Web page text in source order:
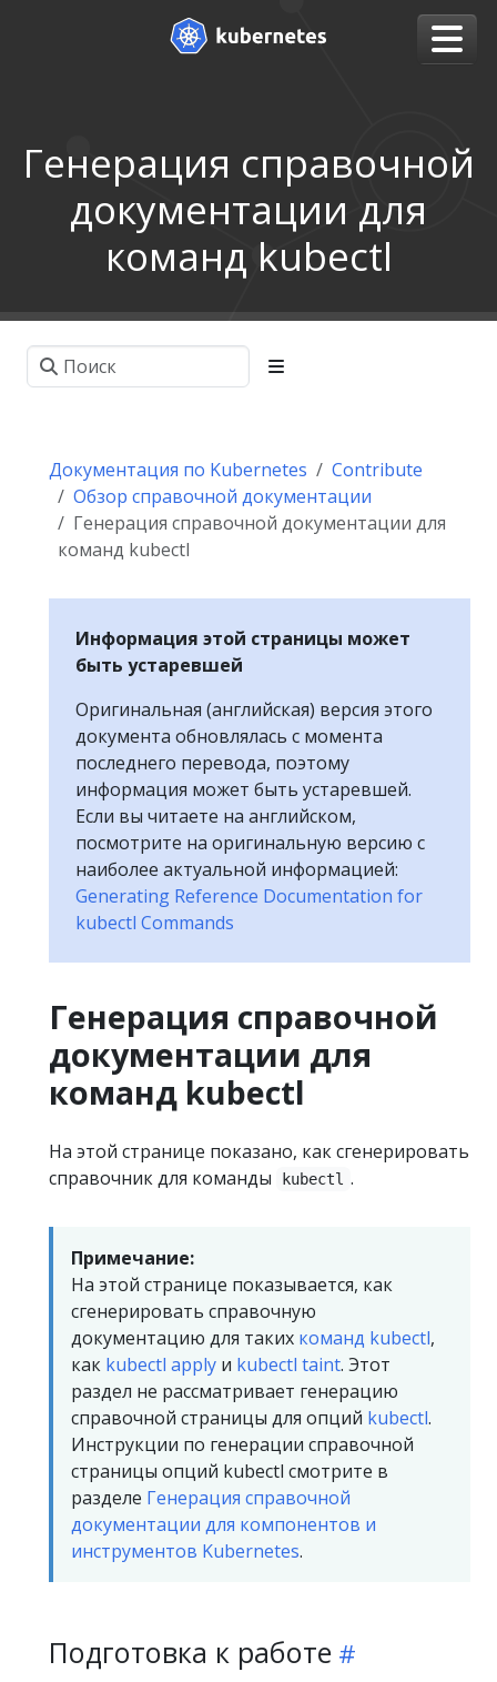
Генерация справочной
документации для
команд kubectl
Документация по Kubernetes
Contribute
Обзор справочной документации
Генерация справочной документации для
команд kubectl
Информация этой страницы может
быть устаревшей
Оригинальная (английская) версия этого
документа обновлялась с момента
последнего перевода, поэтому
информация может быть устаревшей.
Если вы читаете на английском,
посмотрите на оригинальную версию с
наиболее актуальной информацией:
Generating Reference Documentation for
kubectl Commands
Генерация справочной
документации для
команд kubectl
На этой странице показано, как сгенерировать
справочник для команды
kubectl .
Примечание:
На этой странице показывается, как
сгенерировать справочную
документацию для таких команд kubectl,
как kubectl apply и kubectl taint. Этот
раздел не рассматривает генерацию
справочной страницы для опций kubectl.
Инструкции по генерации справочной
страницы опций kubectl смотрите в
разделе Генерация справочной
документации для компонентов и
инструментов Kubernetes.
Подготовка к работе